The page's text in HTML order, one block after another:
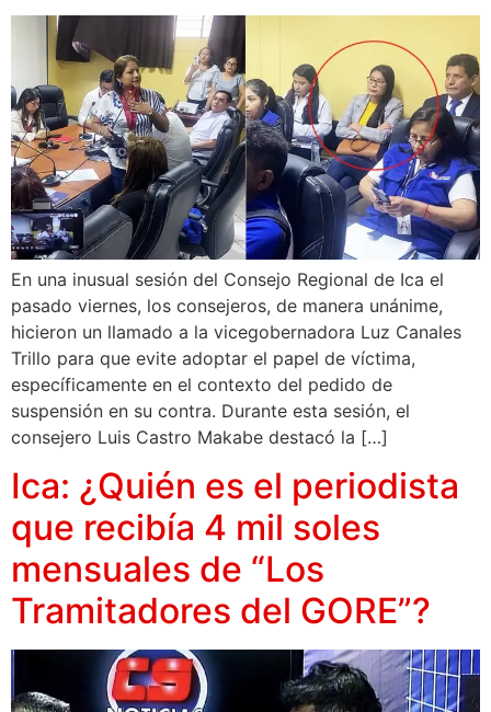
En una inusual sesión del Consejo Regional de Ica el
pasado viernes, los consejeros, de manera unánime,
hicieron un llamado a la vicegobernadora Luz Canales
Trillo para que evite adoptar el papel de víctima,
específicamente en el contexto del pedido de
suspensión en su contra. Durante esta sesión, el
consejero Luis Castro Makabe destacó la […]
Ica: ¿Quién es el periodista
que recibía 4 mil soles
mensuales de “Los
Tramitadores del GORE”?